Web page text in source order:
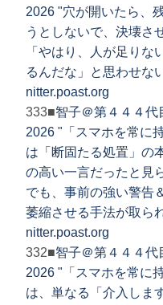
2026 "穴が開いたら、
うとしないで、決壊さ
「やはり、人が足り
るんだな」と思わせな
nitter.poast.org
333■智子＠第４４４代
2026 "「スマホを常に
は「断固たる処置」の
の高い一言だったと見
でも、事前の強い警告
萎縮させる手法が取ら
nitter.poast.org
332■智子＠第４４４代
2026 "「スマホを常に
は、単なる「介入しま